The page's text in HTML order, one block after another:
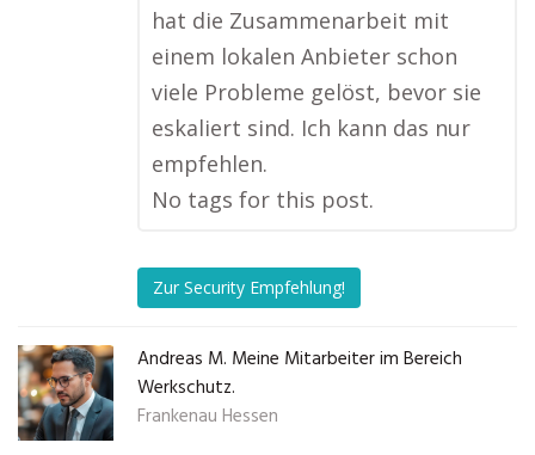
hat die Zusammenarbeit mit
einem lokalen Anbieter schon
viele Probleme gelöst, bevor sie
eskaliert sind. Ich kann das nur
empfehlen.
No tags for this post.
Zur Security Empfehlung!
Andreas M. Meine Mitarbeiter im Bereich
Werkschutz.
Frankenau Hessen